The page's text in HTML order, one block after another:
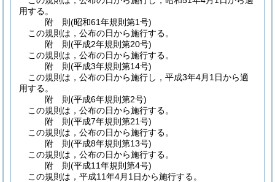
用する。
附 則(昭和61年規則第1号)
この規則は，公布の日から施行する。
附 則(平成2年規則第20号)
この規則は，公布の日から施行する。
附 則(平成3年規則第14号)
この規則は，公布の日から施行し，平成3年4月1日から適
用する。
附 則(平成6年規則第2号)
この規則は，公布の日から施行する。
附 則(平成7年規則第21号)
この規則は，公布の日から施行する。
附 則(平成8年規則第13号)
この規則は，公布の日から施行する。
附 則(平成11年規則第4号)
この規則は，平成11年4月1日から施行する。